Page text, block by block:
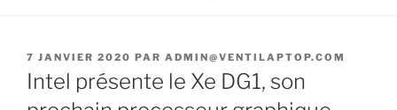
PUBLIÉ
LE
7 JANVIER 2020 PAR ADMIN@VENTILAPTOP.COM
Intel présente le Xe DG1, son